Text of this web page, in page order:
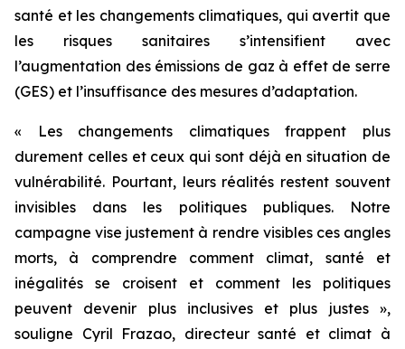
santé et les changements climatiques, qui avertit que
les risques sanitaires s’intensifient avec
l’augmentation des émissions de gaz à effet de serre
(GES) et l’insuffisance des mesures d’adaptation.
« Les changements climatiques frappent plus
durement celles et ceux qui sont déjà en situation de
vulnérabilité. Pourtant, leurs réalités restent souvent
invisibles dans les politiques publiques. Notre
campagne vise justement à rendre visibles ces angles
morts, à comprendre comment climat, santé et
inégalités se croisent et comment les politiques
peuvent devenir plus inclusives et plus justes »,
souligne Cyril Frazao, directeur santé et climat à